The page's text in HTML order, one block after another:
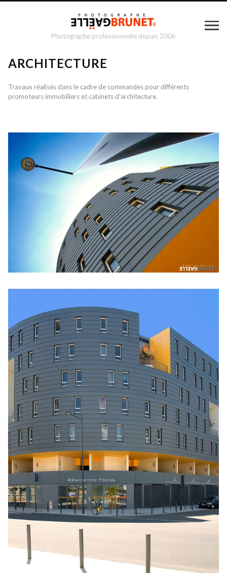
Photographe professionnelle depuis 2006
ARCHITECTURE
Travaux réalisés dans le cadre de commandes pour différents
promoteurs immobiliers et cabinets d'architecture.